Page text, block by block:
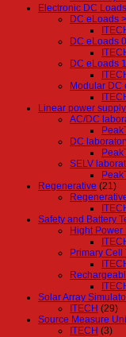
Electronic DC Loads
DC eLoads
DC eLoads
DC eLoads
Modular DC
Linear power
AC/DC
DC
SELV
Regenerative (21)
Safety and Battery
Hight Power
Primary Cell
Solar Array
ITECH (29)
Source Measure
ITECH (3)